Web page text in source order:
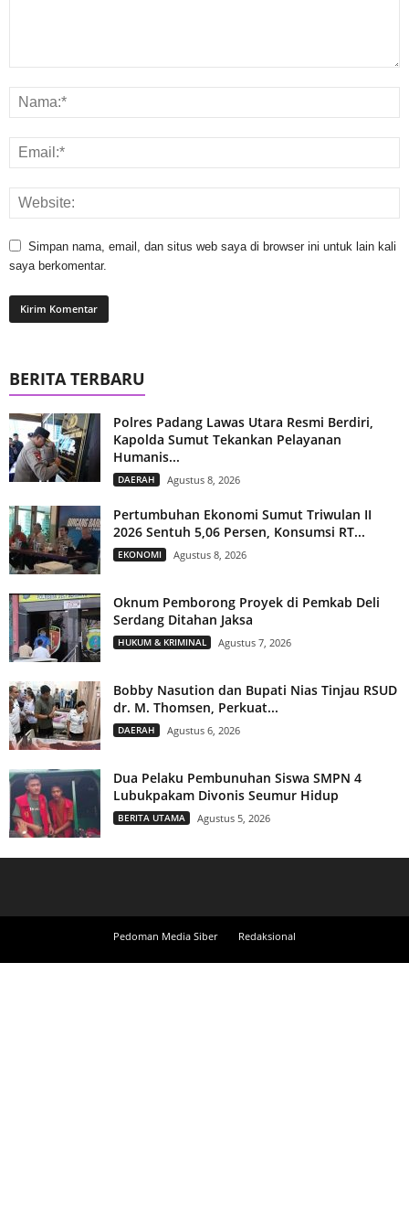
Simpan nama, email, dan situs web saya di browser ini untuk lain kali
saya berkomentar.
BERITA TERBARU
Polres Padang Lawas Utara Resmi Berdiri,
Kapolda Sumut Tekankan Pelayanan
Humanis...
DAERAH Agustus 8, 2026
Pertumbuhan Ekonomi Sumut Triwulan II
2026 Sentuh 5,06 Persen, Konsumsi RT...
EKONOMI Agustus 8, 2026
Oknum Pemborong Proyek di Pemkab Deli
Serdang Ditahan Jaksa
HUKUM & KRIMINAL Agustus 7, 2026
Bobby Nasution dan Bupati Nias Tinjau RSUD
dr. M. Thomsen, Perkuat...
DAERAH Agustus 6, 2026
Dua Pelaku Pembunuhan Siswa SMPN 4
Lubukpakam Divonis Seumur Hidup
BERITA UTAMA Agustus 5, 2026
Pedoman Media Siber Redaksional